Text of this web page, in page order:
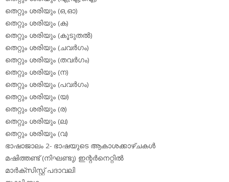
തെറ്റും ശരിയും (ഒ,ഓ)
തെറ്റും ശരിയും (ക)
തെറ്റും ശരിയും (കൂടുതല്‍)
തെറ്റും ശരിയും (ചവര്‍ഗം)
തെറ്റും ശരിയും (തവര്‍ഗം)
തെറ്റും ശരിയും (ന)
തെറ്റും ശരിയും (പവര്‍ഗം)
തെറ്റും ശരിയും (യ)
തെറ്റും ശരിയും (ര)
തെറ്റും ശരിയും (ല)
തെറ്റും ശരിയും (വ)
ഭാഷാജാലം 2- ഭാഷയുടെ ആകാശക്കാഴ്ചകള്‍
മഷിത്തണ്ട് (നിഘണ്ടു) ഇന്റര്‍നെറ്റില്‍
മാര്‍ക്‌സിസ്റ്റ് പദാവലി